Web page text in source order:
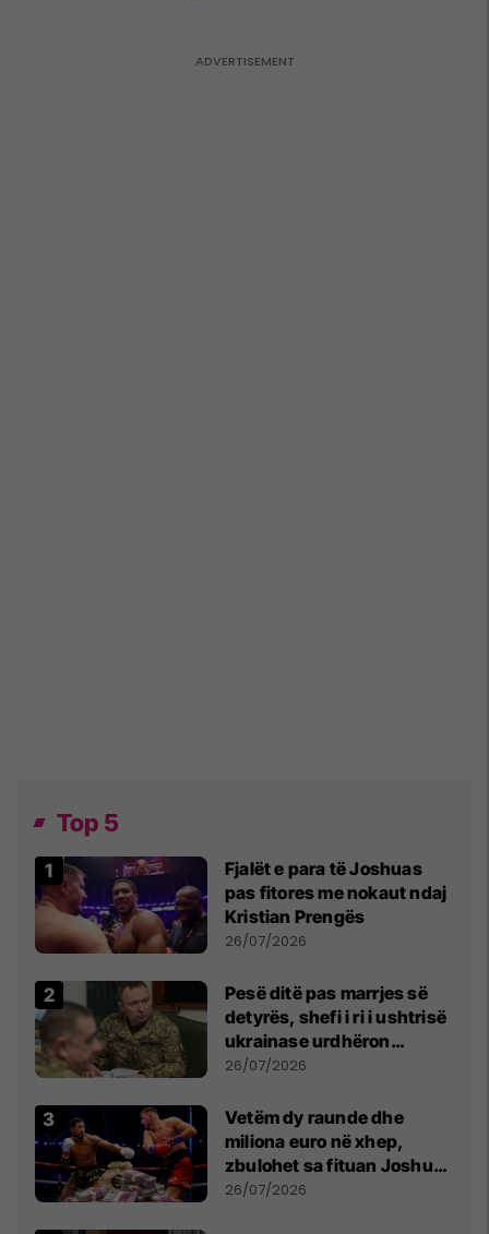
Top 5
Fjalët e para të Joshuas
pas fitores me nokaut ndaj
Kristian Prengës
26/07/2026
Pesë ditë pas marrjes së
detyrës, shefi i ri i ushtrisë
ukrainase urdhëron
kontroll të madh
26/07/2026
Vetëm dy raunde dhe
miliona euro në xhep,
zbulohet sa fituan Joshua
e Prenga
26/07/2026